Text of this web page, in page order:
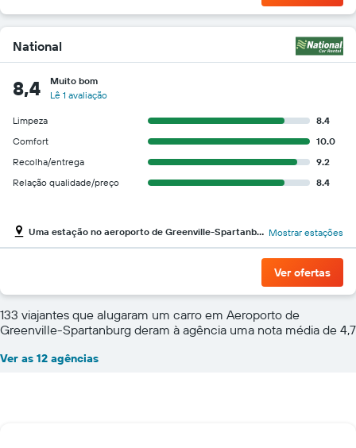
National
8,4
Muito bom
Lê 1 avaliação
Limpeza
8.4
Comfort
10.0
Recolha/entrega
9.2
Relação qualidade/preço
8.4
Uma estação no aeroporto de Greenville-Spartanburg Mostrar estações
Ver ofertas
133 viajantes que alugaram um carro em Aeroporto de
Greenville-Spartanburg deram à agência uma nota média de 4,7
Ver as 12 agências